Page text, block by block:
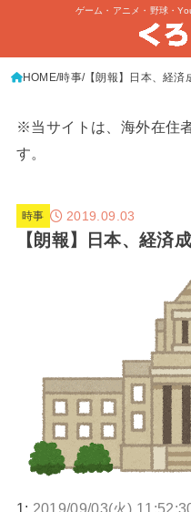
ゲーム・アニメ・野球・
HOME 時事 【朗報】日本、経済
※当サイトは、海外在住
す。
時事 2019.09.03
【朗報】日本、経済
1: 2019/09/03(火)